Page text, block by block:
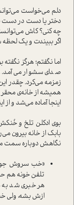
دلم می‌خواست
دختر یا دست در دست
چه کنی؟ کاش
اگر ببیندت و یک لحظه
اما نگفتم؛ هرگز
صدای سشوار می‌آمد.
زمزمه می‌کرد. چقدر
همیشه از خانه‌ی
اینجا آماده می‌شد و از
بوی ادکلن تلخ و
بابک از خانه بیرون
نگاهش دوباره سمت
«خب سروش
تلفن خونه هم
هر خبری شد به
ازش بشه، ولی